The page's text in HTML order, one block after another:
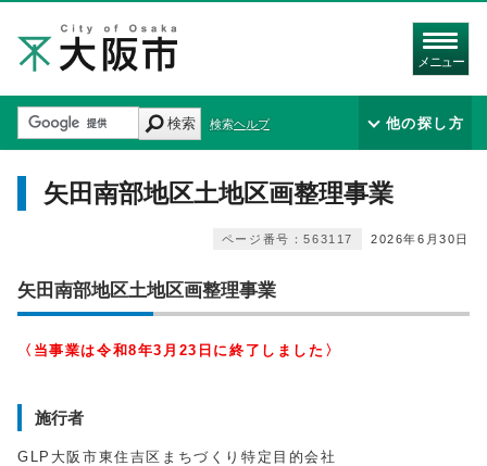
メニュー
検索 検索ヘルプ 他の探し方
矢田南部地区土地区画整理事業
2026年6月30日
ページ番号：563117
矢田南部地区土地区画整理事業
〈当事業は令和8年3月23日に終了しました〉
施行者
GLP大阪市東住吉区まちづくり特定目的会社